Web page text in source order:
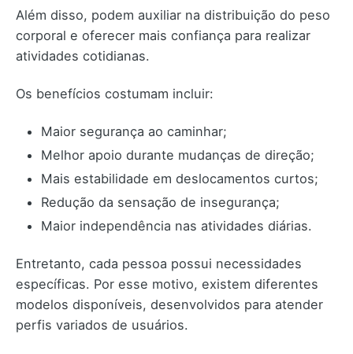
Além disso, podem auxiliar na distribuição do peso
corporal e oferecer mais confiança para realizar
atividades cotidianas.
Os benefícios costumam incluir:
Maior segurança ao caminhar;
Melhor apoio durante mudanças de direção;
Mais estabilidade em deslocamentos curtos;
Redução da sensação de insegurança;
Maior independência nas atividades diárias.
Entretanto, cada pessoa possui necessidades
específicas. Por esse motivo, existem diferentes
modelos disponíveis, desenvolvidos para atender
perfis variados de usuários.